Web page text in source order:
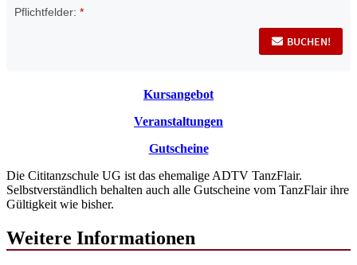
Kursangebot
Veranstaltungen
Gutscheine
Die Cititanzschule UG ist das ehemalige ADTV TanzFlair.
Selbstverständlich behalten auch alle Gutscheine vom TanzFlair ihre
Gültigkeit wie bisher.
Weitere Informationen